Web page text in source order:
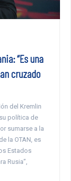
“Es una
cruzado
del Kremlin
política de
sumarse a la
la OTAN, es
Estados
Rusia”,